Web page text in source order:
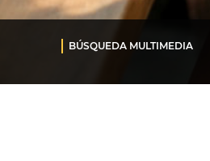
BÚSQUEDA MULTIMEDIA